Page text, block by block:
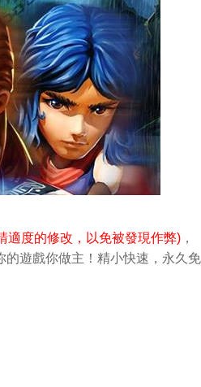
適度的修改，以免被發現作弊) ，
遊戲你做主！精小快速，永久免